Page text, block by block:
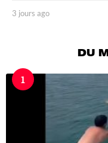
3 jours ago
a
DU
1